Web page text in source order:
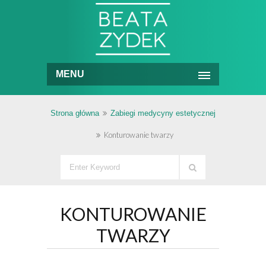
MENU
Strona główna Zabiegi medycyny estetycznej
Konturowanie twarzy
KONTUROWANIE
TWARZY